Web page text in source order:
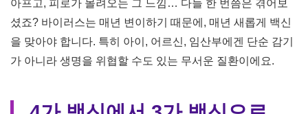
아프고, 피로가 몰려오는 그 느낌… 다들 한 번쯤은 겪어보
셨죠? 바이러스는 매년 변이하기 때문에, 매년 새롭게 백신
을 맞아야 합니다. 특히 아이, 어르신, 임산부에겐 단순 감기
가 아니라 생명을 위협할 수도 있는 무서운 질환이에요.